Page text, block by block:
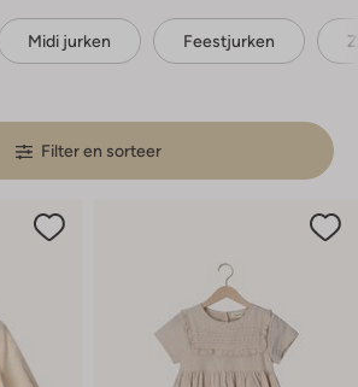
Midi jurken Feestjurken
Filter en sorteer